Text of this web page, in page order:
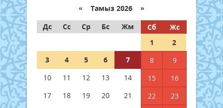
« Тамыз 2026 »
Дс
Сс Ср Бс Жм Сб
Жс
1
2
3
4 5 6 7 8
9
10
11 12 13 14 15
16
17
18 19 20 21 22
23